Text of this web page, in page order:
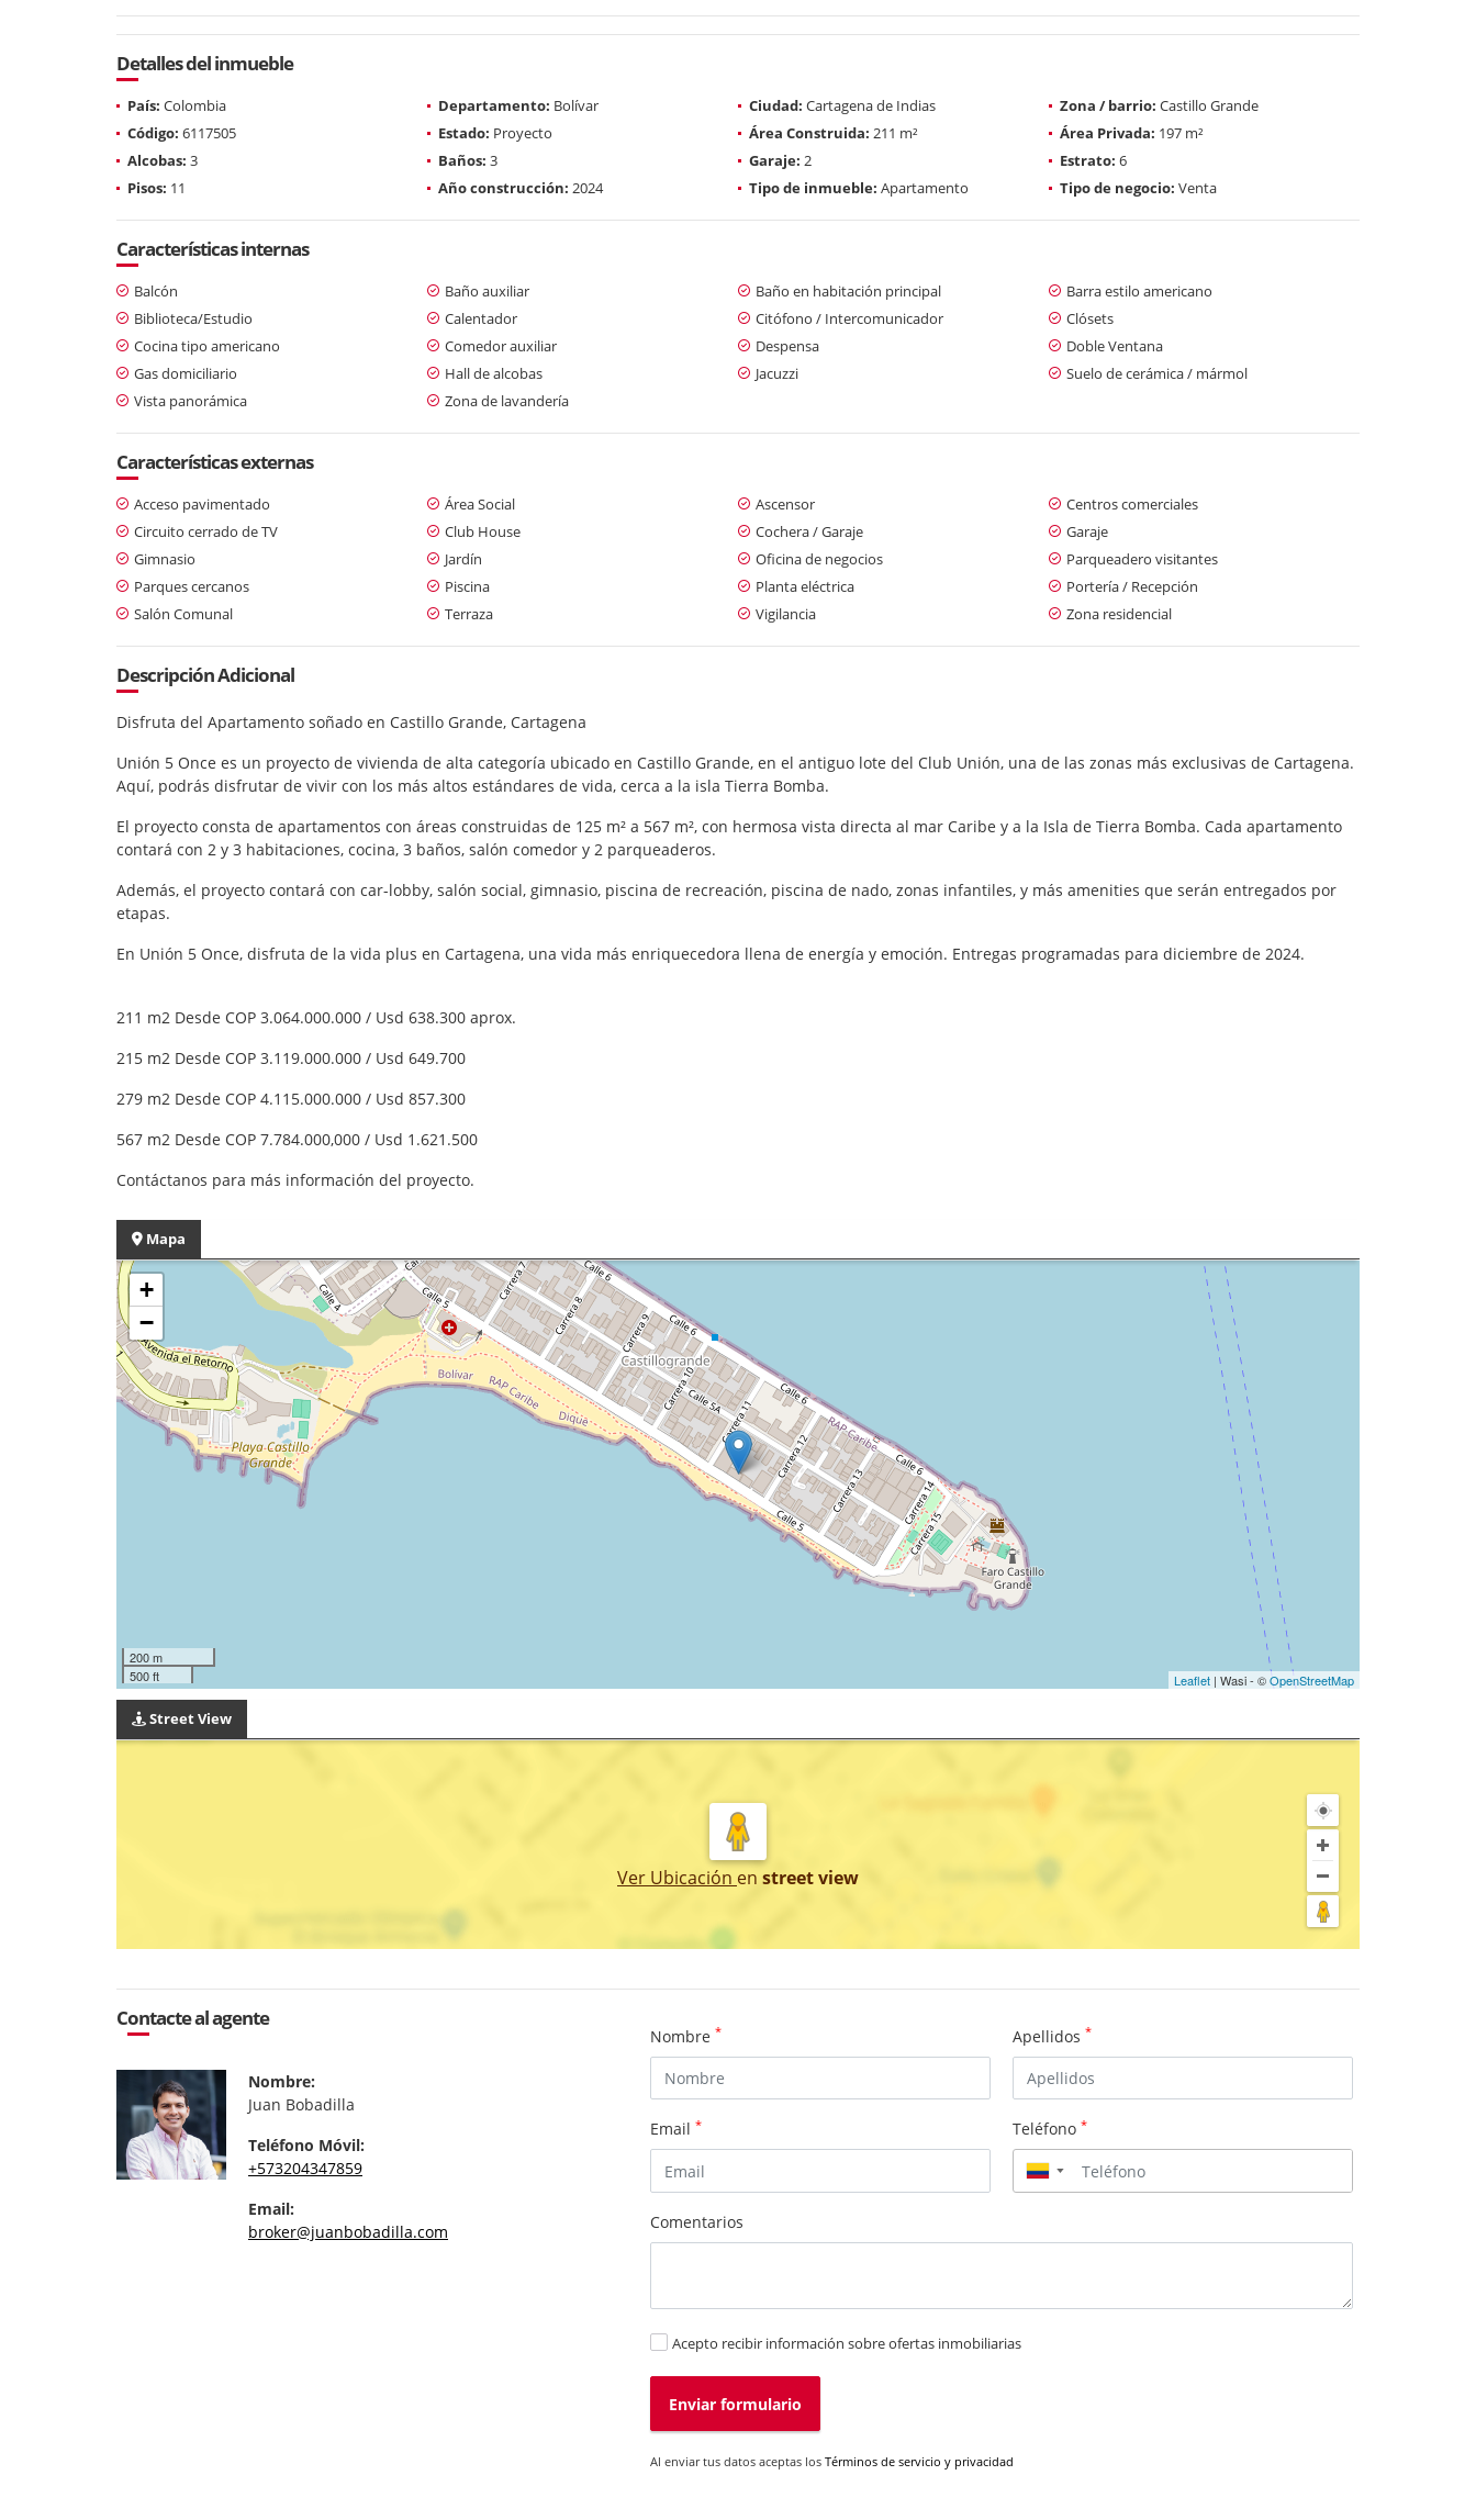
Detalles del inmueble
País: Colombia Departamento: Bolívar Ciudad: Cartagena de Indias Zona / barrio: Castillo Grande
Código: 6117505 Estado: Proyecto Área Construida: 211 m² Área Privada: 197 m²
Alcobas: 3 Baños: 3 Garaje: 2 Estrato: 6
Pisos: 11 Año construcción: 2024 Tipo de inmueble: Apartamento Tipo de negocio: Venta
Características internas
Balcón Baño auxiliar Baño en habitación principal
Barra estilo americano
Biblioteca/Estudio
Calentador Citófono / Intercomunicador
Clósets
Cocina tipo americano
Comedor auxiliar Despensa
Doble Ventana
Gas domiciliario
Hall de alcobas Jacuzzi
Suelo de cerámica / mármol
Vista panorámica
Zona de lavandería
Características externas
Acceso pavimentado Área Social Ascensor
Centros comerciales
Circuito cerrado de TV
Club House Cochera / Garaje
Garaje
Gimnasio
Jardín Oficina de negocios
Parqueadero visitantes
Parques cercanos
Piscina Planta eléctrica
Portería / Recepción
Salón Comunal
Terraza Vigilancia Zona residencial
Descripción Adicional
Disfruta del Apartamento soñado en Castillo Grande, Cartagena
Unión 5 Once es un proyecto de vivienda de alta categoría ubicado en Castillo Grande, en el antiguo lote del Club Unión, una de las zonas más exclusivas de Cartagena.
Aquí, podrás disfrutar de vivir con los más altos estándares de vida, cerca a la isla Tierra Bomba.
El proyecto consta de apartamentos con áreas construidas de 125 m² a 567 m², con hermosa vista directa al mar Caribe y a la Isla de Tierra Bomba. Cada apartamento
contará con 2 y 3 habitaciones, cocina, 3 baños, salón comedor y 2 parqueaderos.
Además, el proyecto contará con car-lobby, salón social, gimnasio, piscina de recreación, piscina de nado, zonas infantiles, y más amenities que serán entregados por
etapas.
En Unión 5 Once, disfruta de la vida plus en Cartagena, una vida más enriquecedora llena de energía y emoción. Entregas programadas para diciembre de 2024.
211 m2 Desde COP 3.064.000.000 / Usd 638.300 aprox.
215 m2 Desde COP 3.119.000.000 / Usd 649.700
279 m2 Desde COP 4.115.000.000 / Usd 857.300
567 m2 Desde COP 7.784.000,000 / Usd 1.621.500
Contáctanos para más información del proyecto.
Mapa
+
−
200 m
500 ft
Leaflet | Wasi - ©OpenStreetMap
Street View
Ver Ubicación en street view
Contacte al agente
Nombre:
Juan Bobadilla
Teléfono Móvil:
+573204347859
Email:
broker@juanbobadilla.com
Nombre * Apellidos *
Email * Teléfono *
▼
Comentarios
Acepto recibir información sobre ofertas inmobiliarias
Enviar formulario
Al enviar tus datos aceptas los Términos de servicio y privacidad